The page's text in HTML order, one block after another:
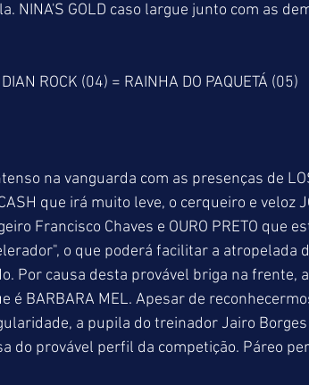
NINA'S GOLD caso largue junto com as
ROCK (04) = RAINHA DO PAQUETÁ (05)
na vanguarda com as presenças de
que irá muito leve, o cerqueiro e veloz
Francisco Chaves e OURO PRETO que
o que poderá facilitar a atropelada
Por causa desta provável briga na frente,
é BARBARA MEL. Apesar de
a pupila do treinador Jairo
do provável perfil da competição. Páreo